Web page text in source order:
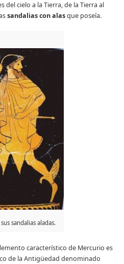
del cielo a la Tierra, de la Tierra al
sandalias con alasque poseía.
sandalias aladas.
característico de Mercurio es
de la Antigüedad denominado